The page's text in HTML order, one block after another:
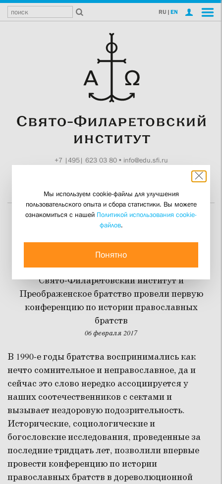
RU | EN
+7 |495| 623 03 80• info@edu.sfi.ru
Братства: традиционное
и новое
Свято-Филаретовский институт и
Преображенское братство провели первую
конференцию по истории православных
братств
06 февраля 2017
В 1990-е годы братства воспринимались как
нечто сомнительное и неправославное, да и
сейчас это слово нередко ассоциируется у
наших соотечественников с сектами и
вызывает нездоровую подозрительность.
Исторические, социологические и
богословские исследования, проведенные за
последние тридцать лет, позволили впервые
провести конференцию по истории
православных братств в дореволюционной
Мы используем cookie-файлы для улучшения
пользовательского опыта и сбора статистики. Вы можете
ознакомиться с нашей Политикой использования cookie-
файлов.
Понятно